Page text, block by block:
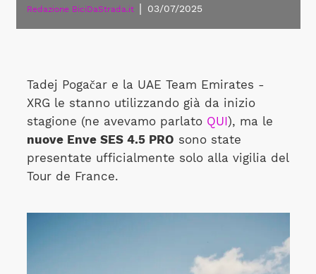
Redazione BiciDaStrada.it 03/07/2025
Tadej Pogačar e la UAE Team Emirates -
XRG le stanno utilizzando già da inizio
stagione (ne avevamo parlato QUI), ma le
nuove Enve SES 4.5 PRO sono state
presentate ufficialmente solo alla vigilia del
Tour de France.